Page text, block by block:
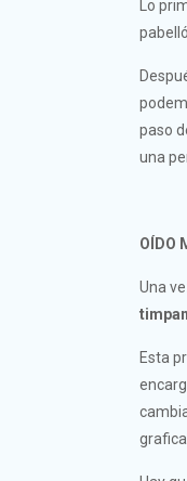
Lo
paso
una
OÍDO
Una
Esta
grafica.